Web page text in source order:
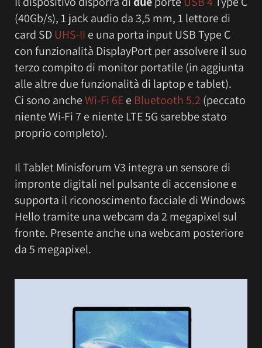
(40Gb/s), 1 jack audio da 3,5 mm, 1 lettore di
card SDUHS-II e una porta input USB Type C
con funzionalità DisplayPort per assolvere il suo
terzo compito di monitor portatile (in aggiunta
alle altre due funzionalità di laptop e tablet).
Ci sono ancheWi-Fi 6Ee Bluetooth 5.2 (peccato
niente Wi-Fi 7 e niente LTE 5G sarebbe stato
proprio completo).
Il Tablet Minisforum V3 integra un sensore di
impronte digitali nel pulsante di accensione e
supporta il riconoscimento facciale di Windows
Hello tramite una webcam da 2 megapixel sul
fronte. Presente anche una webcam posteriore
da 5 megapixel.